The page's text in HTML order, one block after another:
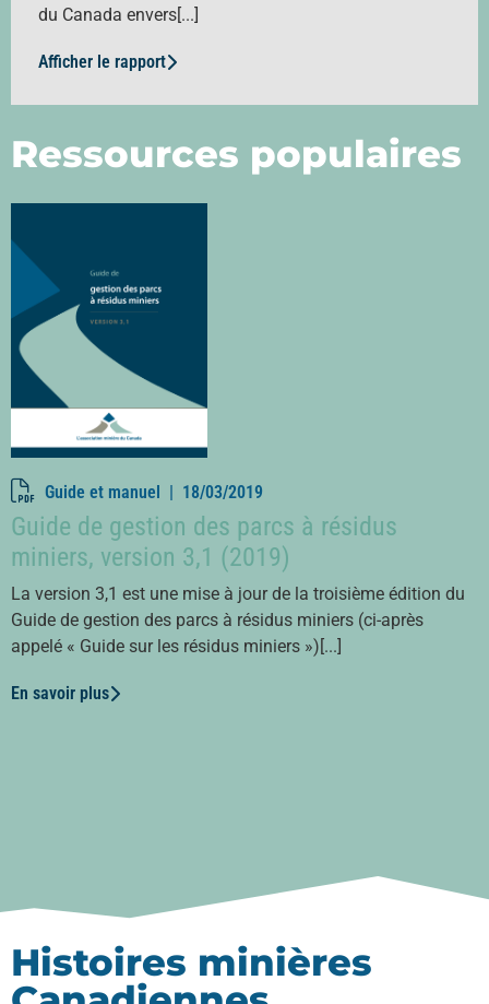
du Canada envers[...]
Afficher le rapport
Ressources populaires
Guide et manuel | 18/03/2019
Guide de gestion des parcs à résidus
miniers, version 3,1 (2019)
La version 3,1 est une mise à jour de la troisième édition du
Guide de gestion des parcs à résidus miniers (ci-après
appelé « Guide sur les résidus miniers »)[...]
En savoir plus
Histoires minières